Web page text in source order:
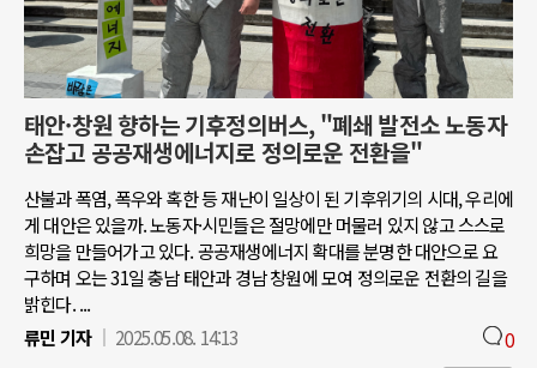
태안·창원 향하는 기후정의버스, "폐쇄 발전소 노동자
손잡고 공공재생에너지로 정의로운 전환을"
산불과 폭염, 폭우와 혹한 등 재난이 일상이 된 기후위기의 시대, 우리에
게 대안은 있을까. 노동자·시민들은 절망에만 머물러 있지 않고 스스로
희망을 만들어가고 있다. 공공재생에너지 확대를 분명한 대안으로 요
구하며 오는 31일 충남 태안과 경남 창원에 모여 정의로운 전환의 길을
밝힌다. ...
류민 기자
2025.05.08. 14:13 0